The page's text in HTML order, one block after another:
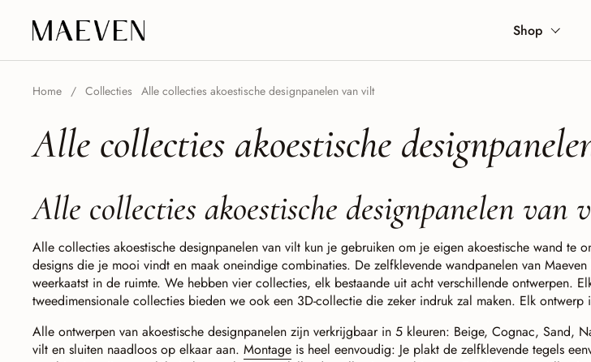
Shop
Home / Collecties Alle collecties akoestische designpanelen van vilt
Alle collecties akoestische
Alle collecties akoestische designpanelen van
Alle collecties akoestische designpanelen van vilt kun je gebruiken om je eigen akoestische wand
designs die je mooi vindt en maak oneindige combinaties. De zelfklevende wandpanelen van
weerkaatst in de ruimte. We hebben vier collecties, elk bestaande uit acht verschillende ontwerpen.
tweedimensionale collecties bieden we ook een 3D-collectie die zeker indruk zal maken. Elk
Alle ontwerpen van akoestische designpanelen zijn verkrijgbaar in 5 kleuren: Beige, Cognac, Sand,
vilt en sluiten naadloos op elkaar aan. Montage is heel eenvoudig: Je plakt de zelfklevende tegels